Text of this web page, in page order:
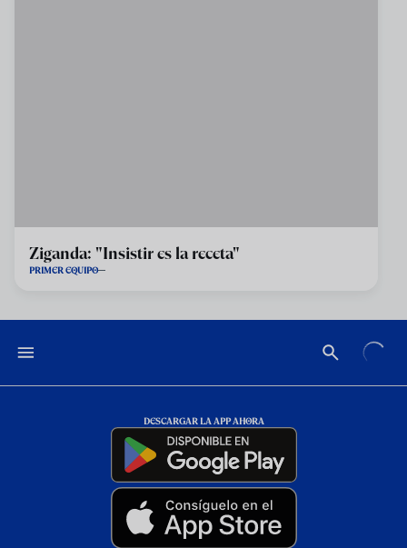
Ziganda: "Insistir es la receta"
PRIMER EQUIPO
DESCARGAR LA APP AHORA